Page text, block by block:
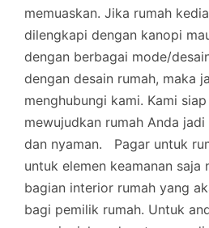
memuaskan. Jika rumah
dilengkapi dengan kanopi
dengan berbagai mode/
dengan desain rumah, maka
menghubungi kami. Kami
mewujudkan rumah Anda
dan nyaman.
Pagar untuk
untuk elemen keamanan saja
bagian interior rumah yang
bagi pemilik rumah. Untuk